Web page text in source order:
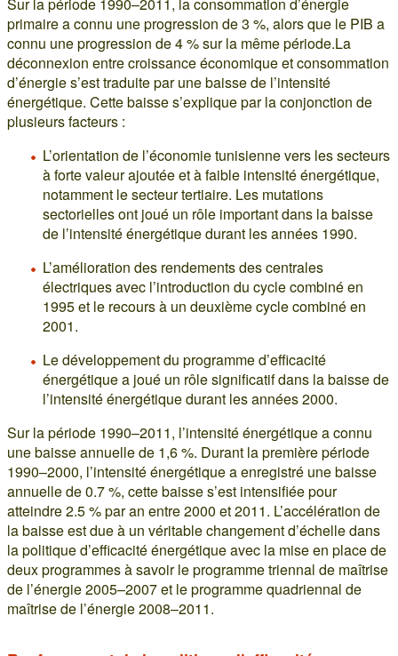
Sur la période 1990–2011, la consommation d’énergie
primaire a connu une progression de 3 %, alors que le PIB a
connu une progression de 4 % sur la même période.La
déconnexion entre croissance économique et consommation
d’énergie s’est traduite par une baisse de l’intensité
énergétique. Cette baisse s’explique par la conjonction de
plusieurs facteurs :
L’orientation de l’économie tunisienne vers les secteurs
à forte valeur ajoutée et à faible intensité énergétique,
notamment le secteur tertiaire. Les mutations
sectorielles ont joué un rôle important dans la baisse
de l’intensité énergétique durant les années 1990.
L’amélioration des rendements des centrales
électriques avec l’introduction du cycle combiné en
1995 et le recours à un deuxième cycle combiné en
2001.
Le développement du programme d’efficacité
énergétique a joué un rôle significatif dans la baisse de
l’intensité énergétique durant les années 2000.
Sur la période 1990–2011, l’intensité énergétique a connu
une baisse annuelle de 1,6 %. Durant la première période
1990–2000, l’intensité énergétique a enregistré une baisse
annuelle de 0.7 %, cette baisse s’est intensifiée pour
atteindre 2.5 % par an entre 2000 et 2011. L’accélération de
la baisse est due à un véritable changement d’échelle dans
la politique d’efficacité énergétique avec la mise en place de
deux programmes à savoir le programme triennal de maîtrise
de l’énergie 2005–2007 et le programme quadriennal de
maîtrise de l’énergie 2008–2011.